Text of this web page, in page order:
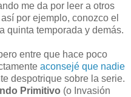
me da por leer a otros
por ejemplo, conozco el
quinta temporada y demás.
entre que hace poco
aconsejé que nadie
despotrique sobre la serie.
Primitivo (o Invasión